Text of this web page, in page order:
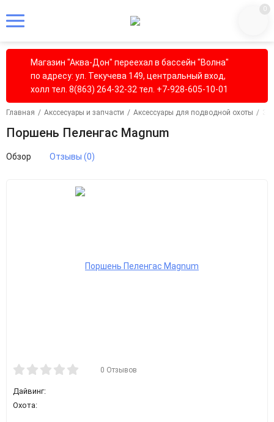
0
Магазин "Аква-Дон" переехал в бассейн "Волна"
по адресу: ул. Текучева 149, центральный вход,
холл тел. 8(863) 264-32-32 тел. +7-928-605-10-01
Главная / Акссесуары и запчасти / Аксессуары для подводной охоты /
Поршень Пеленгас Magnum
Обзор Отзывы (0)
0 Отзывов
Дайвинг:
Охота: